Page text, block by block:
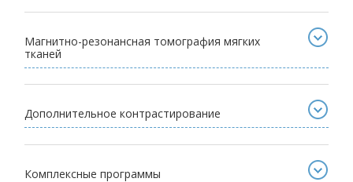
Магнитно-резонансная томография мягких
тканей
Дополнительное контрастирование
Комплексные программы